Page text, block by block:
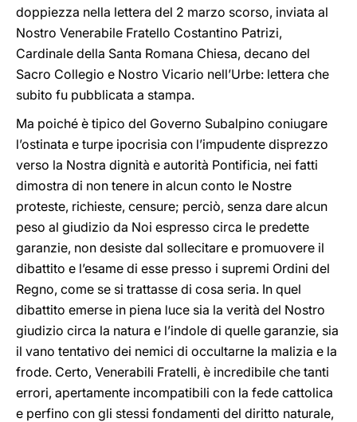
doppiezza nella lettera del 2 marzo scorso, inviata al
Nostro Venerabile Fratello Costantino Patrizi,
Cardinale della Santa Romana Chiesa, decano del
Sacro Collegio e Nostro Vicario nell’Urbe: lettera che
subito fu pubblicata a stampa.
Ma poiché è tipico del Governo Subalpino coniugare
l’ostinata e turpe ipocrisia con l’impudente disprezzo
verso la Nostra dignità e autorità Pontificia, nei fatti
dimostra di non tenere in alcun conto le Nostre
proteste, richieste, censure; perciò, senza dare alcun
peso al giudizio da Noi espresso circa le predette
garanzie, non desiste dal sollecitare e promuovere il
dibattito e l’esame di esse presso i supremi Ordini del
Regno, come se si trattasse di cosa seria. In quel
dibattito emerse in piena luce sia la verità del Nostro
giudizio circa la natura e l’indole di quelle garanzie, sia
il vano tentativo dei nemici di occultarne la malizia e la
frode. Certo, Venerabili Fratelli, è incredibile che tanti
errori, apertamente incompatibili con la fede cattolica
e perfino con gli stessi fondamenti del diritto naturale,